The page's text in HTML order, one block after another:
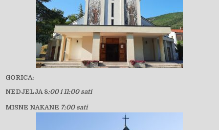
GORICA:
NEDJELJA 8:00 i 11:00 sati
MISNE NAKANE 7:00 sati